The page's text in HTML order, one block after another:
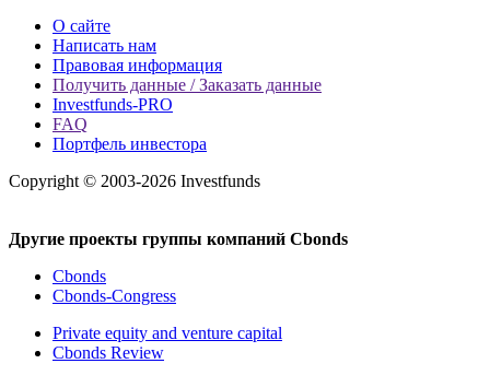
О сайте
Написать нам
Правовая информация
Получить данные / Заказать данные
Investfunds-PRO
FAQ
Портфель инвестора
Copyright © 2003-2026 Investfunds
Другие проекты группы компаний Cbonds
Cbonds
Cbonds-Congress
Private equity and venture capital
Cbonds Review